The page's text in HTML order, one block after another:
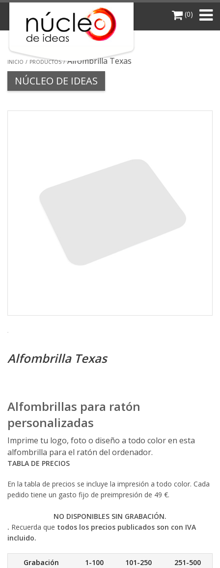
(0)
INICIO PRODUCTOS Alfombrilla Texas
NÚCLEO DE IDEAS
Alfombrilla Texas
Alfombrillas para ratón
personalizadas
Imprime tu logo, foto o diseño a todo color en esta
alfombrilla para el ratón del ordenador.
TABLA DE PRECIOS
En la tabla de precios se incluye la impresión a todo color. Cada
pedido tiene un gasto fijo de preimpresión de 49 €.
NO DISPONIBLES SIN GRABACIÓN.
. Recuerda que todos los precios publicados son con IVA
incluido.
Grabación 1-100 101-250
251-500